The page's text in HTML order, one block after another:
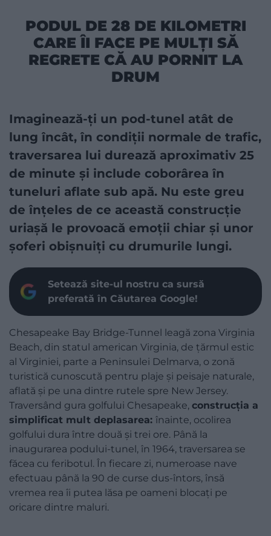
PODUL DE 28 DE KILOMETRI
CARE ÎI FACE PE MULȚI SĂ
REGRETE CĂ AU PORNIT LA
DRUM
Imaginează-ți un pod-tunel atât de
lung încât, în condiții normale de trafic,
traversarea lui durează aproximativ 25
de minute și include coborârea în
tuneluri aflate sub apă. Nu este greu
de înțeles de ce această construcție
uriașă le provoacă emoții chiar și unor
șoferi obișnuiți cu drumurile lungi.
Setează site-ul nostru ca sursă
preferată în Căutarea Google!
Chesapeake Bay Bridge-Tunnel leagă zona Virginia
Beach, din statul american Virginia, de țărmul estic
al Virginiei, parte a Peninsulei Delmarva, o zonă
turistică cunoscută pentru plaje și peisaje naturale,
aflată și pe una dintre rutele spre New Jersey.
Traversând gura golfului Chesapeake, construcția a
simplificat mult deplasarea: înainte, ocolirea
golfului dura între două și trei ore. Până la
inaugurarea podului-tunel, în 1964, traversarea se
făcea cu feribotul. În fiecare zi, numeroase nave
efectuau până la 90 de curse dus-întors, însă
vremea rea îi putea lăsa pe oameni blocați pe
oricare dintre maluri.